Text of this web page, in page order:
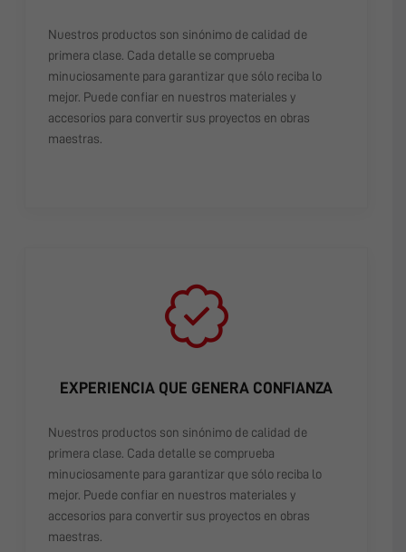
Nuestros productos son sinónimo de calidad de
primera clase. Cada detalle se comprueba
minuciosamente para garantizar que sólo reciba lo
mejor. Puede confiar en nuestros materiales y
accesorios para convertir sus proyectos en obras
maestras.
EXPERIENCIA QUE GENERA CONFIANZA
Nuestros productos son sinónimo de calidad de
primera clase. Cada detalle se comprueba
minuciosamente para garantizar que sólo reciba lo
mejor. Puede confiar en nuestros materiales y
accesorios para convertir sus proyectos en obras
maestras.